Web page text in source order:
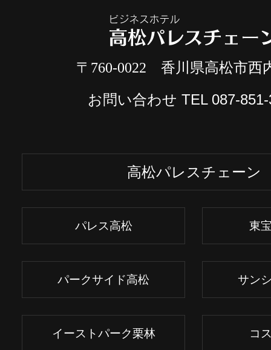
〒760-0022 香川県高松市西
お問い合わせ TEL 087-
高松パレスチェーン
パレス高松 東
パークサイド高松 サン
イーストパーク栗林 コ